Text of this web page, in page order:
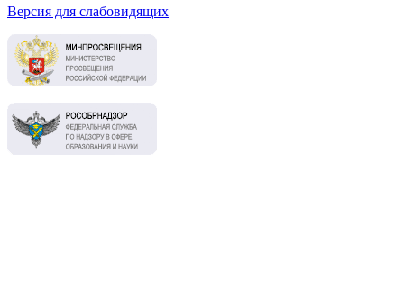
Версия для слабовидящих